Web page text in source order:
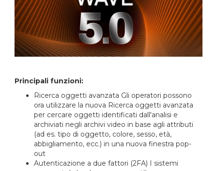
Principali funzioni:
Ricerca oggetti avanzata Gli operatori possono
ora utilizzare la nuova Ricerca oggetti avanzata
per cercare oggetti identificati dall'analisi e
archiviati negli archivi video in base agli attributi
(ad es. tipo di oggetto, colore, sesso, età,
abbigliamento, ecc.) in una nuova finestra pop-
out
Autenticazione a due fattori (2FA) I sistemi